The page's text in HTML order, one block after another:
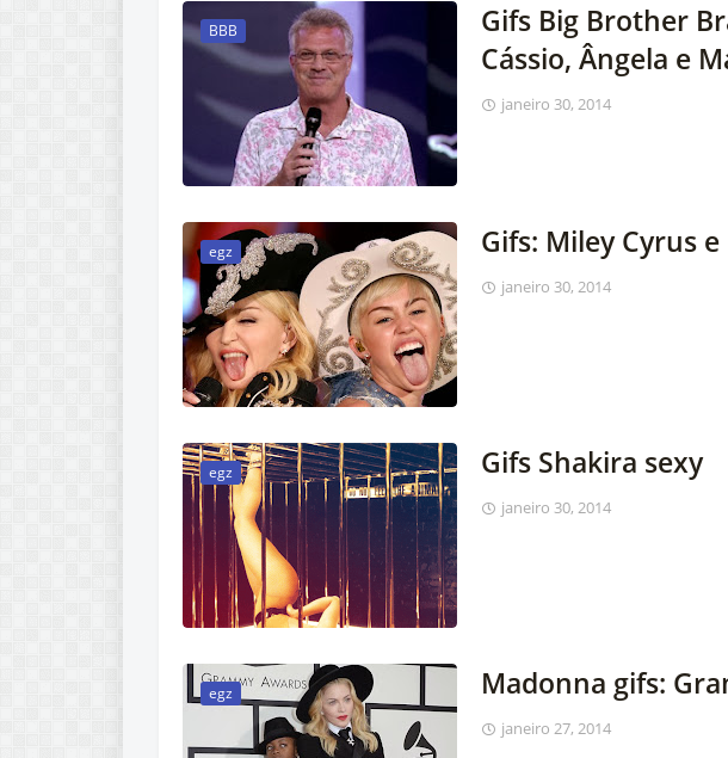
BBB
Gifs Big Brother
Cássio, Ângela e
janeiro 30, 2014
egz Gifs: Miley Cyrus
janeiro 30, 2014
egz Gifs Shakira sexy
janeiro 30, 2014
egz Madonna gifs:
janeiro 27, 2014